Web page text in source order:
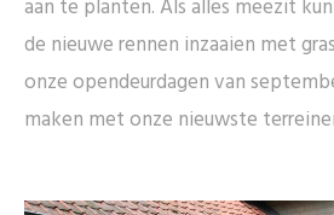
aan te planten. Als alles meezit
de nieuwe rennen inzaaien met
onze opendeurdagen van
maken met onze nieuwste